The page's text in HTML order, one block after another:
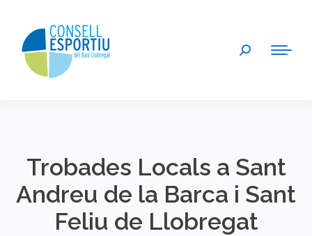
Search:
Trobades Locals a Sant
Andreu de la Barca i Sant
Feliu de Llobregat